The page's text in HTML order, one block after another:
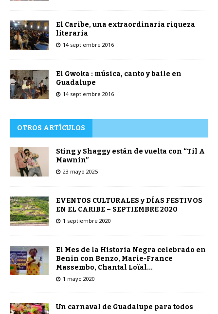
El Caribe, una extraordinaria riqueza
literaria
14 septiembre 2016
El Gwoka : música, canto y baile en
Guadalupe
14 septiembre 2016
OTROS ARTÍCULOS
Sting y Shaggy están de vuelta con “Til A
Mawnin”
23 mayo 2025
EVENTOS CULTURALES y DÍAS FESTIVOS
EN EL CARIBE – SEPTIEMBRE 2020
1 septiembre 2020
El Mes de la Historia Negra celebrado en
Benin con Benzo, Marie-France
Massembo, Chantal Loïal…
1 mayo 2020
Un carnaval de Guadalupe para todos